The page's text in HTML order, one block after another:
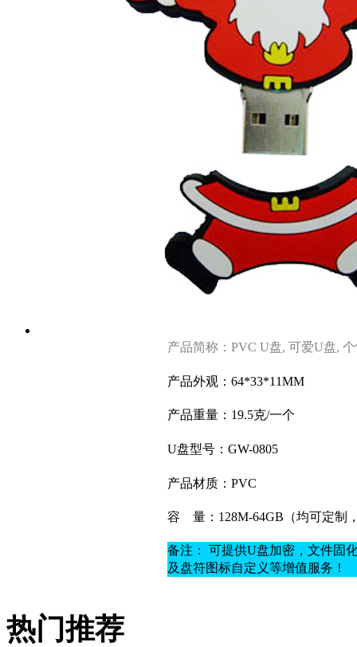
产品简称：PVC U盘, 可爱U盘,
产品外观：64*33*11MM
产品重量：19.5克/一个
U盘型号：GW-0805
产品材质： PVC
容 量：128M-64GB（均可定制
备注： 可提供U盘加密，文件固
及盘符图标自定义等增值服务！
热门推荐